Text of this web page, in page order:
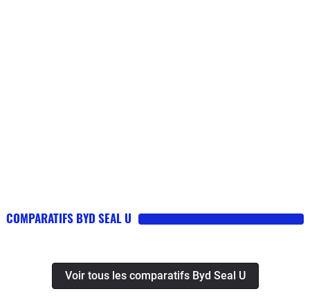
COMPARATIFS BYD SEAL U
Voir tous les comparatifs Byd Seal U